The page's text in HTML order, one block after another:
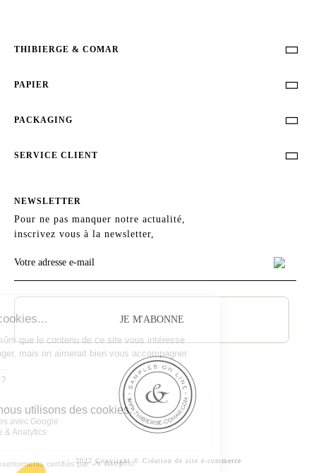
THIBIERGE & COMAR 
PAPIER 
PACKAGING 
SERVICE CLIENT 
NEWSLETTER
Pour ne pas manquer notre actualité,
inscrivez vous à la newsletter,
JE M'ABONNE
2022 Copyright © Création de site e-commerce